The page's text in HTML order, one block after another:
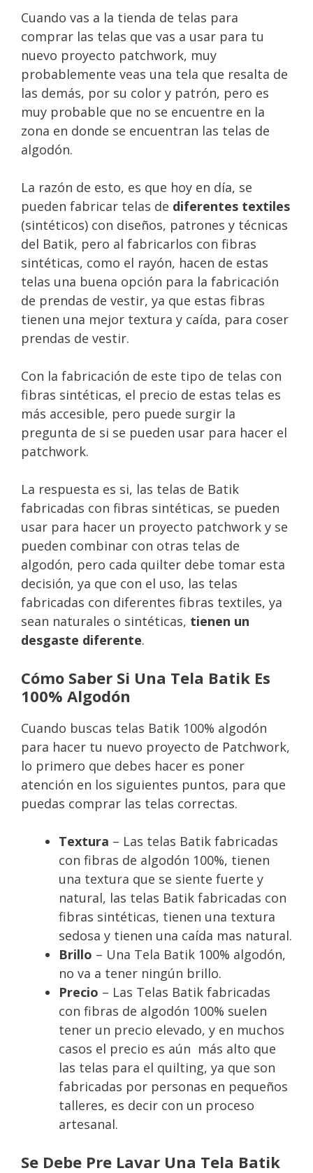
Cuando vas a la tienda de telas para
comprar las telas que vas a usar para tu
nuevo proyecto patchwork, muy
probablemente veas una tela que resalta de
las demás, por su color y patrón, pero es
muy probable que no se encuentre en la
zona en donde se encuentran las telas de
algodón.
La razón de esto, es que hoy en día, se
pueden fabricar telas de diferentes textiles
(sintéticos) con diseños, patrones y técnicas
del Batik, pero al fabricarlos con fibras
sintéticas, como el rayón, hacen de estas
telas una buena opción para la fabricación
de prendas de vestir, ya que estas fibras
tienen una mejor textura y caída, para coser
prendas de vestir.
Con la fabricación de este tipo de telas con
fibras sintéticas, el precio de estas telas es
más accesible, pero puede surgir la
pregunta de si se pueden usar para hacer el
patchwork.
La respuesta es si, las telas de Batik
fabricadas con fibras sintéticas, se pueden
usar para hacer un proyecto patchwork y se
pueden combinar con otras telas de
algodón, pero cada quilter debe tomar esta
decisión, ya que con el uso, las telas
fabricadas con diferentes fibras textiles, ya
sean naturales o sintéticas, tienen un
desgaste diferente.
Cómo Saber Si Una Tela Batik Es
100% Algodón
Cuando buscas telas Batik 100% algodón
para hacer tu nuevo proyecto de Patchwork,
lo primero que debes hacer es poner
atención en los siguientes puntos, para que
puedas comprar las telas correctas.
Textura – Las telas Batik fabricadas
con fibras de algodón 100%, tienen
una textura que se siente fuerte y
natural, las telas Batik fabricadas con
fibras sintéticas, tienen una textura
sedosa y tienen una caída mas natural.
Brillo – Una Tela Batik 100% algodón,
no va a tener ningún brillo.
Precio – Las Telas Batik fabricadas
con fibras de algodón 100% suelen
tener un precio elevado, y en muchos
casos el precio es aún más alto que
las telas para el quilting, ya que son
fabricadas por personas en pequeños
talleres, es decir con un proceso
artesanal.
Se Debe Pre Lavar Una Tela Batik